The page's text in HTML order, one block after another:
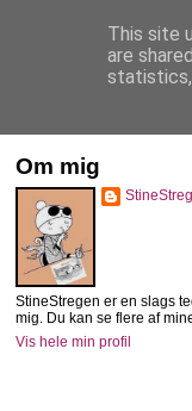
Om mig
StineStregen er en slags
mig. Du kan se flere af
Vis hele min profil
This site
are
statistics,